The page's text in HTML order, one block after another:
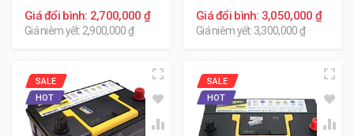
Giá đổi bình: 2,700,000 ₫
Giá niêm yết: 2,900,000 ₫
Giá đổi bình: 3,050,000 ₫
Giá niêm yết: 3,300,000 ₫
SALE
HOT
SALE
HOT